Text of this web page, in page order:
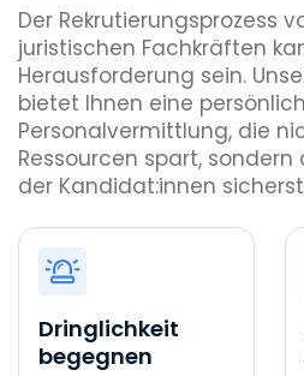
Der Rekrutierungsprozess
juristischen Fachkräften
Herausforderung sein.
bietet Ihnen eine
Personalvermittlung, die
Ressourcen spart,
der Kandidat:innen
Dringlichkeit
begegnen